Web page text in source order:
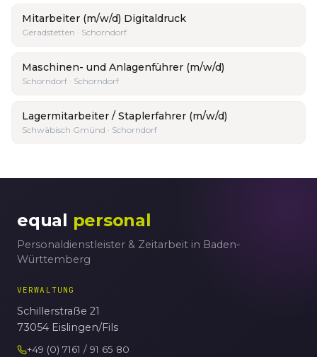
Mitarbeiter (m/w/d) Digitaldruck
Geradstetten · Schorndorf
Maschinen- und Anlagenführer (m/w/d)
Schorndorf · Schorndorf
Lagermitarbeiter / Staplerfahrer (m/w/d)
Schwäbisch Gmünd · Schorndorf
equal personal
Personaldienstleister & Zeitarbeit in Baden-
Württemberg
VERWALTUNG
Schillerstraße 21
73054 Eislingen/Fils
+49 (0) 7161 / 91 65 80